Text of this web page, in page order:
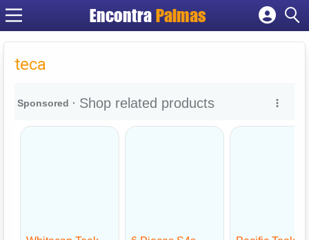
Encontra Palmas
Cadastrar empresa
teca